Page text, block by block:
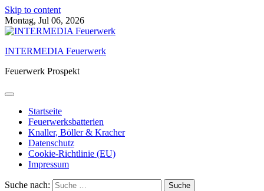
Skip to content
Montag, Jul 06, 2026
INTERMEDIA Feuerwerk
Feuerwerk Prospekt
Startseite
Feuerwerksbatterien
Knaller, Böller & Kracher
Datenschutz
Cookie-Richtlinie (EU)
Impressum
Suche nach: